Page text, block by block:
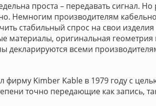
проста – передавать сигнал.
Немногим производителям
стабильный спрос на свои
материалы, оригинальная
декларируются всеми
фирму Kimber Kable в 1979 году с
точно передающие как запись,